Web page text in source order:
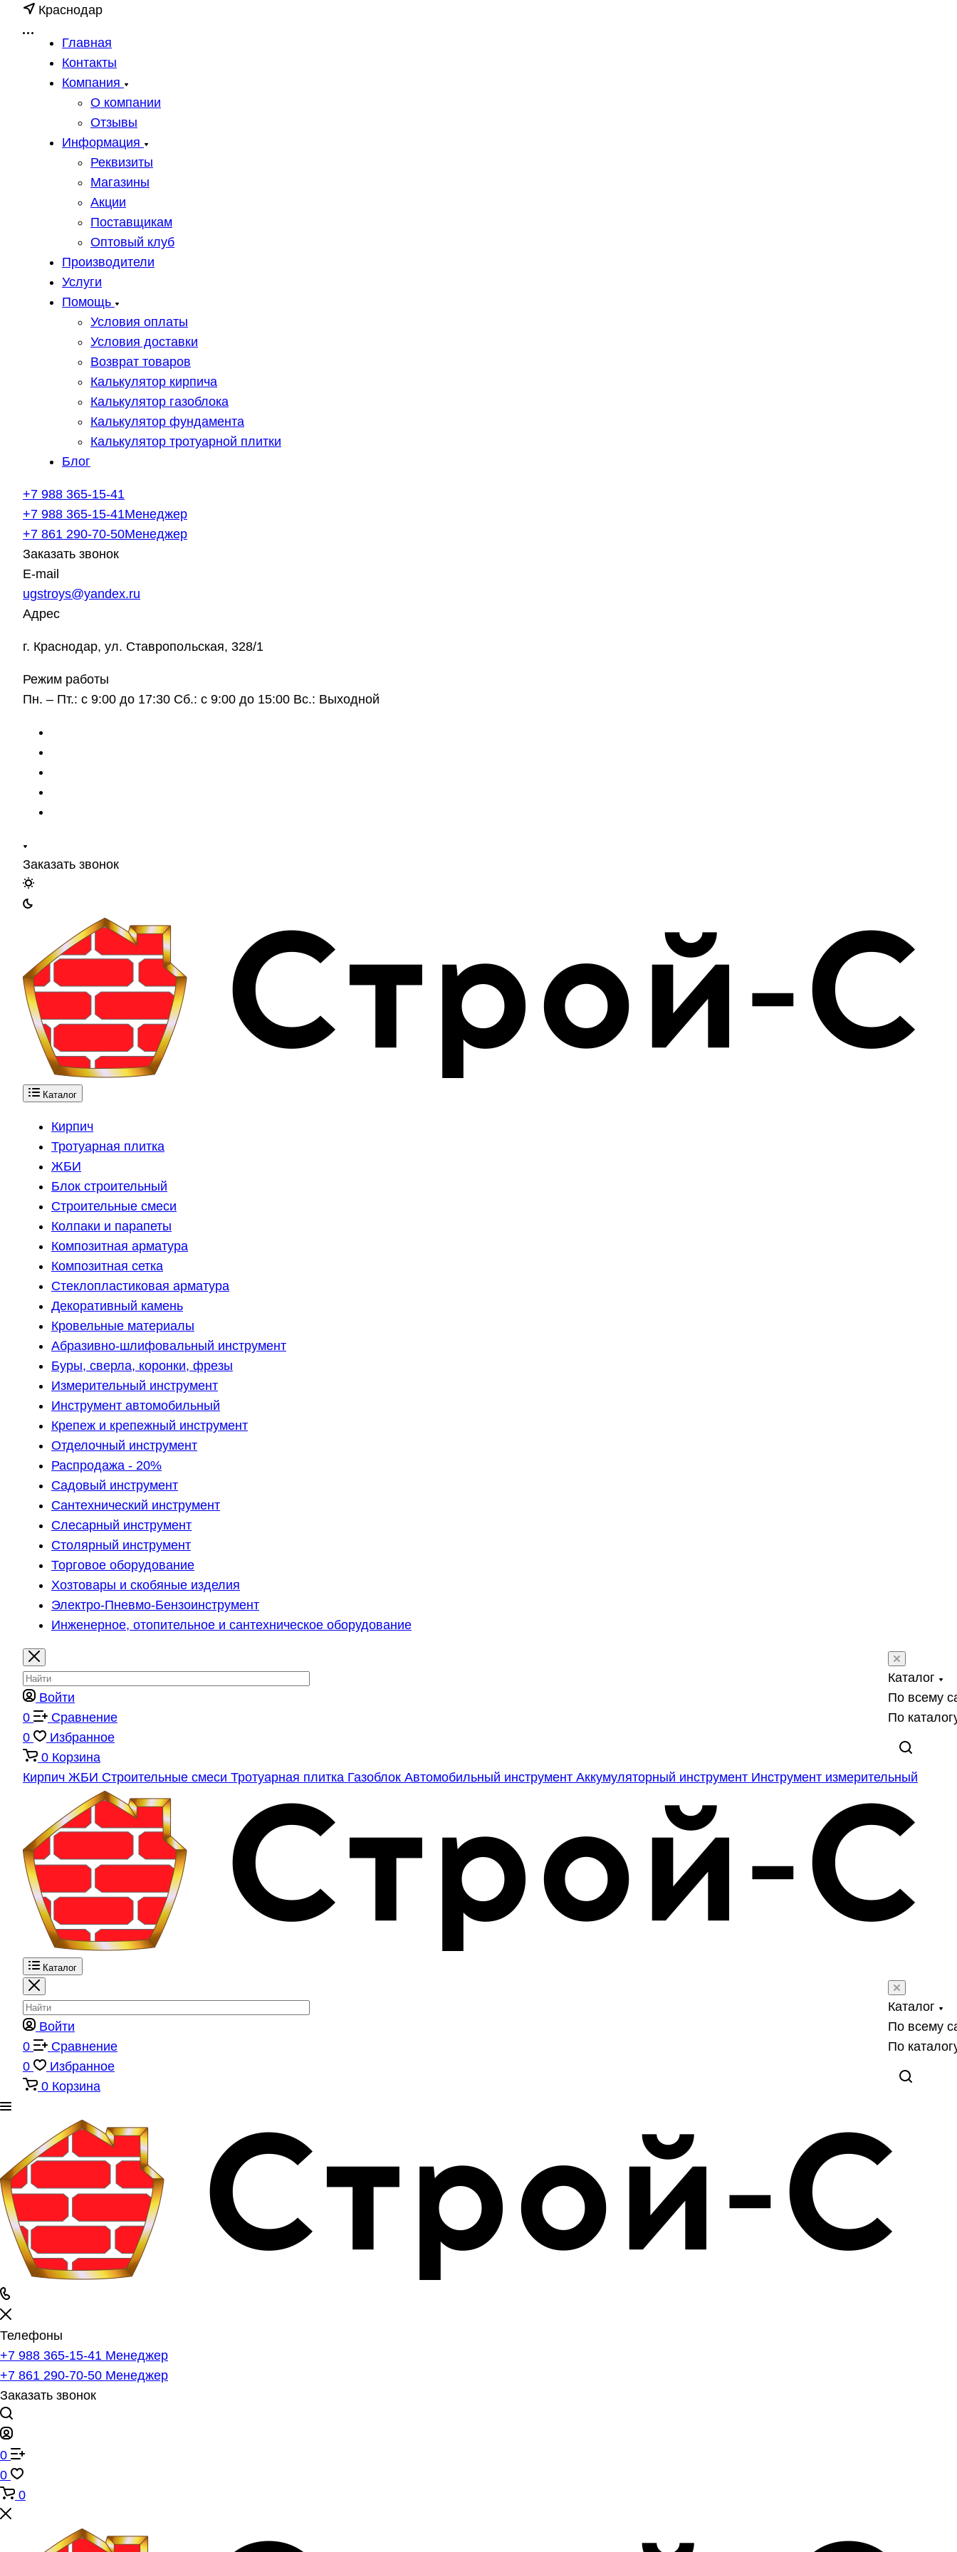
Краснодар
Главная
Контакты
Компания
О компании
Отзывы
Информация
Реквизиты
Магазины
Акции
Поставщикам
Оптовый клуб
Производители
Услуги
Помощь
Условия оплаты
Условия доставки
Возврат товаров
Калькулятор кирпича
Калькулятор газоблока
Калькулятор фундамента
Калькулятор тротуарной плитки
Блог
+7 988 365-15-41
+7 988 365-15-41Менеджер
+7 861 290-70-50Менеджер
Заказать звонок
E-mail
ugstroys@yandex.ru
Адрес
г. Краснодар, ул. Ставропольская, 328/1
Режим работы
Пн. – Пт.: с 9:00 до 17:30 Сб.: с 9:00 до 15:00 Вс.: Выходной
Заказать звонок
Каталог
Кирпич
Тротуарная плитка
ЖБИ
Блок строительный
Строительные смеси
Колпаки и парапеты
Композитная арматура
Композитная сетка
Стеклопластиковая арматура
Декоративный камень
Кровельные материалы
Абразивно-шлифовальный инструмент
Буры, сверла, коронки, фрезы
Измерительный инструмент
Инструмент автомобильный
Крепеж и крепежный инструмент
Отделочный инструмент
Распродажа - 20%
Садовый инструмент
Сантехнический инструмент
Слесарный инструмент
Столярный инструмент
Торговое оборудование
Хозтовары и скобяные изделия
Электро-Пневмо-Бензоинструмент
Инженерное, отопительное и сантехническое оборудование
Каталог
По всему
По
Войти
0
Сравнение
0
Избранное
0 Корзина
Кирпич ЖБИ Строительные смеси Тротуарная плитка Газоблок Автомобильный инструмент Аккумуляторный инструмент Инструмент измерительный
Каталог
Каталог
По всему
По
Войти
0
Сравнение
0
Избранное
0 Корзина
Телефоны
+7 988 365-15-41 Менеджер
+7 861 290-70-50 Менеджер
Заказать звонок
0
0
0